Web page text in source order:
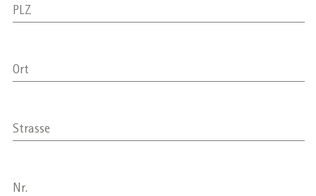
PLZ
Ort
Strasse
Nr.